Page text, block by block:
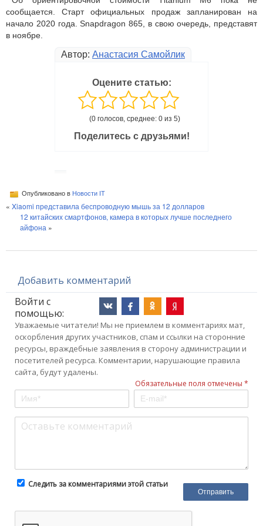
сообщается. Старт официальных продаж запланирован на
начало 2020 года. Snapdragon 865, в свою очередь, представят
в ноябре.
Автор: Анастасия Самойлик
Оцените статью:
(0 голосов, среднее: 0 из 5)
Поделитесь с друзьями!
Опубликовано в Новости IT
« Xiaomi представила беспроводную мышь за 12 долларов
12 китайских смартфонов, камера в которых лучше последнего
айфона »
Добавить комментарий
Войти с
помощью:
Уважаемые читатели! Мы не приемлем в комментариях мат,
оскорбления других участников, спам и ссылки на сторонние
ресурсы, враждебные заявления в сторону администрации и
посетителей ресурса. Комментарии, нарушающие правила
сайта, будут удалены.
Обязательные поля отмечены *
Следить за комментариями этой статьи